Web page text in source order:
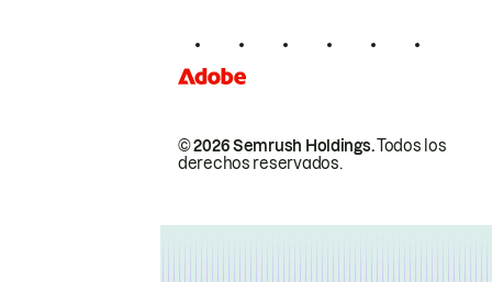
© 2026 Semrush Holdings.Todos los
derechos reservados.